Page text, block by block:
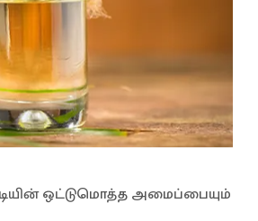
ஒட்டுமொத்த அமைப்பையும்